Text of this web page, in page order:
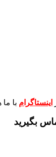
اینستاگرام با
بگیرید